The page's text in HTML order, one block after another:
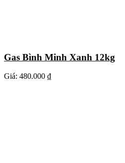
Gas Bình Minh Xanh 12kg
Giá: 480.000 ₫